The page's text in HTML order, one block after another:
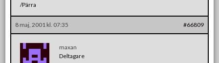
/Pärra
8 maj, 2001 kl. 07:35 #66809
maxan
Deltagare